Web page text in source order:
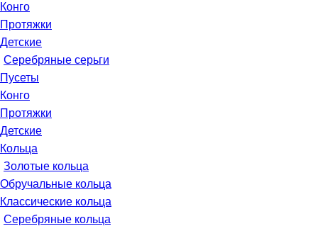
Конго
Протяжки
Детские
Серебряные серьги
Пусеты
Конго
Протяжки
Детские
Кольца
Золотые кольца
Обручальные кольца
Классические кольца
Серебряные кольца